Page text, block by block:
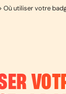
Où utiliser votre